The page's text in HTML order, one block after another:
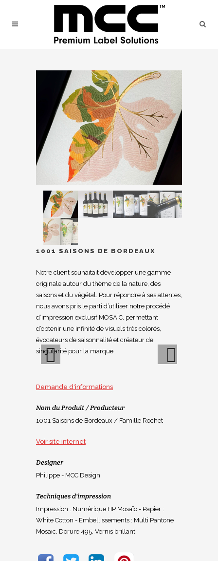
1001 SAISONS DE BORDEAUX
Notre client souhaitait développer une gamme
originale autour du thème de la nature, des
saisons et du végétal. Pour répondre à ses attentes,
nous avons pris le parti d’utiliser notre procédé
d’impression exclusif MOSAÏC, permettant
d’obtenir une infinité de visuels très colorés,
évocateurs de saisonnalité et créateur de
singularité pour la marque.
Demande d'informations
Nom du Produit / Producteur
1001 Saisons de Bordeaux / Famille Rochet
Voir site internet
Designer
Philippe - MCC Design
Techniques d'impression
Impression : Numérique HP Mosaïc - Papier :
White Cotton - Embellissements : Multi Pantone
Mosaïc, Dorure 495, Vernis brillant